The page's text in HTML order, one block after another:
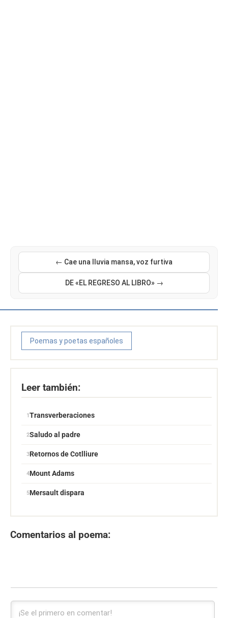
← Cae una lluvia mansa, voz furtiva
DE «EL REGRESO AL LIBRO» →
Poemas y poetas españoles
Leer también:
Transverberaciones
Saludo al padre
Retornos de Cotlliure
Mount Adams
Mersault dispara
Comentarios al poema: